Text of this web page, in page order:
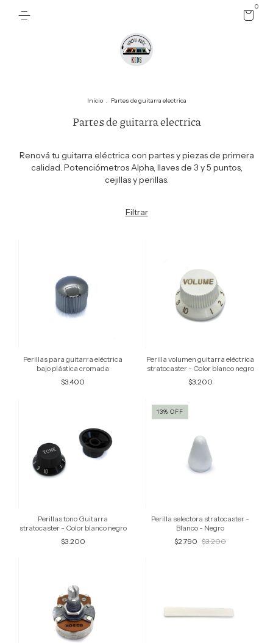
0
Inicio . Partes de guitarra electrica
Partes de guitarra electrica
Renová tu guitarra eléctrica con partes y piezas de primera
calidad. Potenciómetros Alpha, llaves de 3 y 5 puntos,
cejillas y perillas.
Filtrar
Perillas para guitarra eléctrica
bajo plástica cromada
$3.400
Perilla volumen guitarra eléctrica
stratocaster - Color blanco negro
$3.200
Perillas tono Guitarra
stratocaster - Color blanco negro
$3.200
13% OFF
Perilla selectora stratocaster -
Blanco - Negro
$2.790 $3.200